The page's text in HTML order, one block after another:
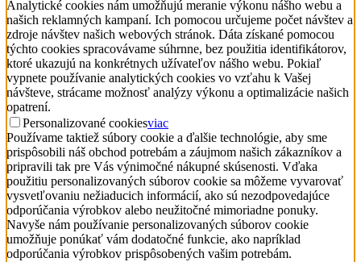
Analytické cookies nám umožňujú meranie výkonu nášho webu a
našich reklamných kampaní. Ich pomocou určujeme počet návštev a
zdroje návštev našich webových stránok. Dáta získané pomocou
týchto cookies spracovávame súhrnne, bez použitia identifikátorov,
ktoré ukazujú na konkrétnych užívateľov nášho webu. Pokiaľ
vypnete používanie analytických cookies vo vzťahu k Vašej
návšteve, strácame možnosť analýzy výkonu a optimalizácie našich
opatrení.
Personalizované cookiesviac
Používame taktiež súbory cookie a ďalšie technológie, aby sme
prispôsobili náš obchod potrebám a záujmom našich zákazníkov a
pripravili tak pre Vás výnimočné nákupné skúsenosti. Vďaka
použitiu personalizovaných súborov cookie sa môžeme vyvarovať
vysvetľovaniu nežiaducich informácií, ako sú nezodpovedajúce
odporúčania výrobkov alebo neužitočné mimoriadne ponuky.
Navyše nám používanie personalizovaných súborov cookie
umožňuje ponúkať vám dodatočné funkcie, ako napríklad
odporúčania výrobkov prispôsobených vašim potrebám.